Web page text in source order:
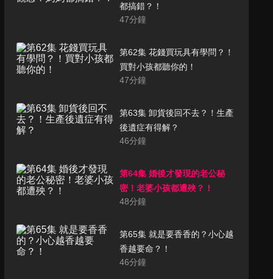
都搞錯？！
47分鐘
第62集 花錢買玩具有學問？！
買對小孩都聽你的！
47分鐘
第63集 卸貨後回不去？！生產
後遺症有得解？
46分鐘
第64集 婚後才發現的老公秘
密！老婆小孩都遭殃？！
48分鐘
第65集 就是要香香的？小心越
香越要命？！
46分鐘